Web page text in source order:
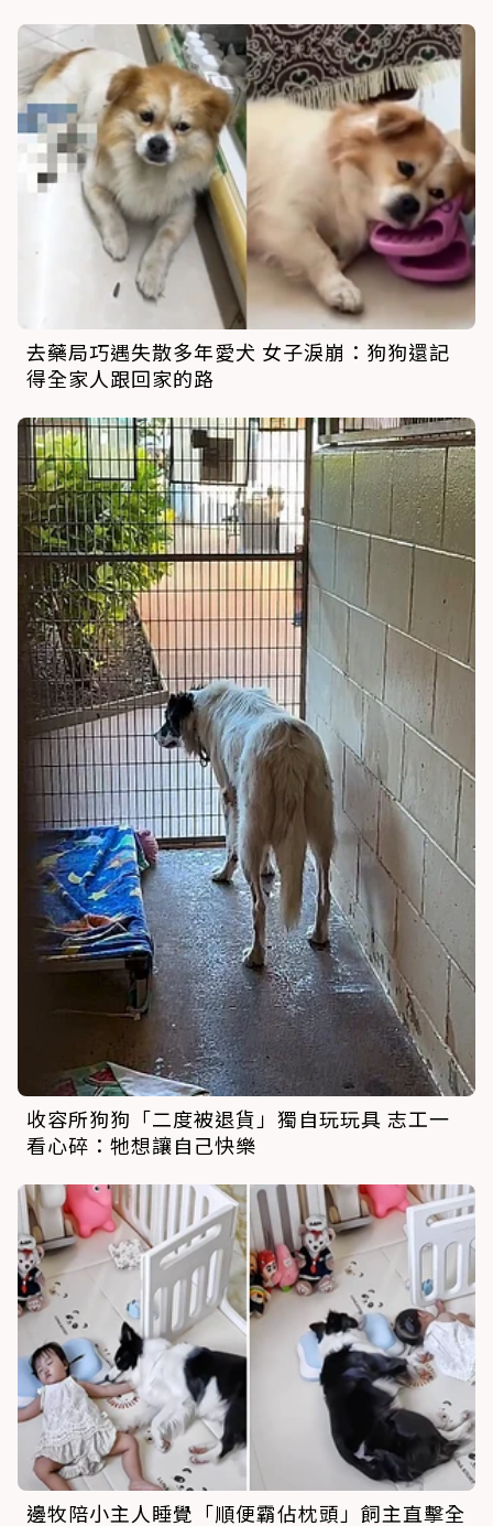
去藥局巧遇失散多年愛犬 女子淚崩：狗狗還記
得全家人跟回家的路
收容所狗狗「二度被退貨」獨自玩玩具 志工一
看心碎：牠想讓自己快樂
邊牧陪小主人睡覺「順便霸佔枕頭」飼主直擊全